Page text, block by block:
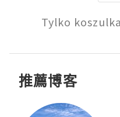
Tylko
推薦博客